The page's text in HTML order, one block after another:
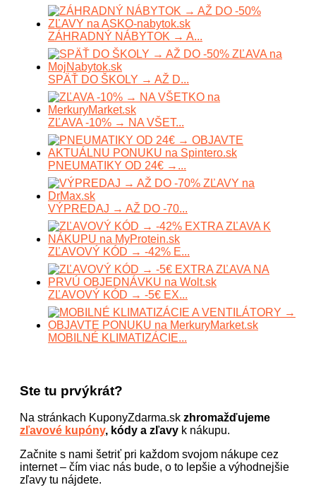
ZÁHRADNÝ NÁBYTOK → A...
SPÄŤ DO ŠKOLY → AŽ D...
ZĽAVA -10% → NA VŠET...
PNEUMATIKY OD 24€ →...
VÝPREDAJ → AŽ DO -70...
ZĽAVOVÝ KÓD → -42% E...
ZĽAVOVÝ KÓD → -5€ EX...
MOBILNÉ KLIMATIZÁCIE...
Ste tu prvýkrát?
Na stránkach KuponyZdarma.sk zhromažďujeme
zľavové kupóny, kódy a zľavy k nákupu.
Začnite s nami šetriť pri každom svojom nákupe cez
internet – čím viac nás bude, o to lepšie a výhodnejšie
zľavy tu nájdete.